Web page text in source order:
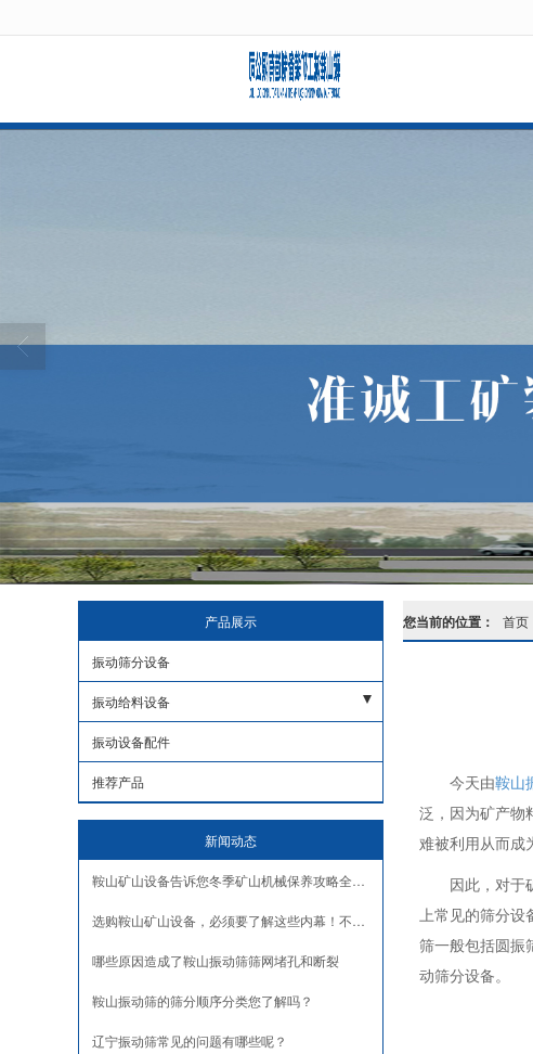
您当前的位置： 首页
今天由鞍山
泛，因为矿产物
难被利用从而成
因此，对于
上常见的筛分设
筛一般包括圆振
动筛分设备。
产品展示
振动筛分设备
振动给料设备
重型给料机
振动设备配件
推荐产品
新闻动态
鞍山矿山设备告诉您冬季矿山机械保养攻略全掌握
选购鞍山矿山设备，必须要了解这些内幕！不然吃大亏！
哪些原因造成了鞍山振动筛筛网堵孔和断裂
鞍山振动筛的筛分顺序分类您了解吗？
辽宁振动筛常见的问题有哪些呢？